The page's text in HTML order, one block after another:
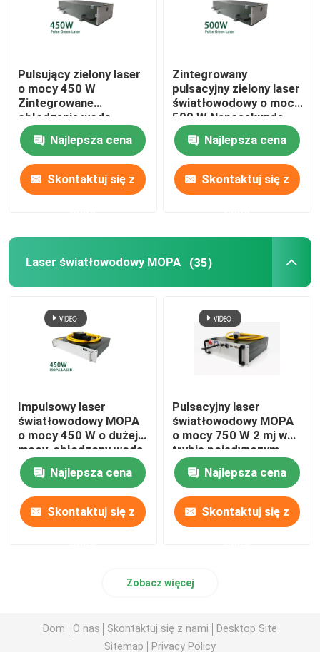
Pulsujący zielony laser
o mocy 450 W
Zintegrowane
chłodzenie wodą
Nanosekunda
Najlepsza cena
Skontaktuj się z
Zintegrowany
pulsacyjny zielony laser
światłowodowy o mocy
500 W Nanosekunda
chłodzenia wodą
Najlepsza cena
Skontaktuj się z
Laser światłowodowy MOPA (35)
Impulsowy laser
światłowodowy MOPA
o mocy 450 W o dużej
mocy, chłodzony wodą
Najlepsza cena
Skontaktuj się z
Pulsacyjny laser
światłowodowy MOPA
o mocy 750 W 2 mj w
trybie pojedynczym
Najlepsza cena
Skontaktuj się z
Zobacz więcej
Dom O nas Skontaktuj się z nami
Desktop Site
Sitemap
Privacy Policy